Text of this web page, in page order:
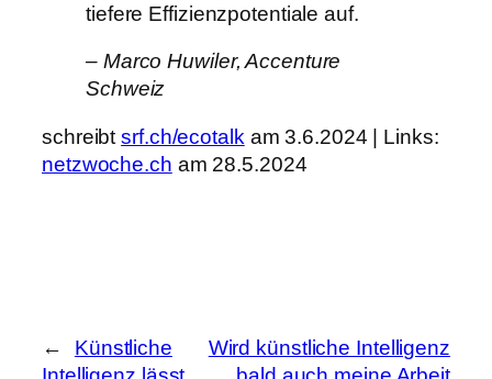
tiefere Effizienzpotentiale auf.
– Marco Huwiler, Accenture
Schweiz
schreibtsrf.ch/ecotalk am 3.6.2024 | Links:
netzwoche.ch am 28.5.2024
←
Künstliche
Wird künstliche Intelligenz